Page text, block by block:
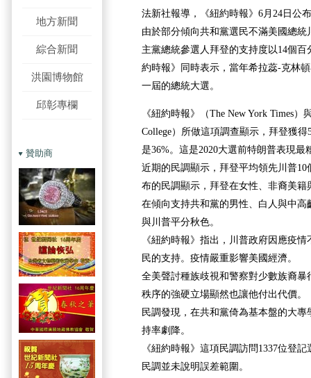
地方新聞
綜合新聞
洪園博物館
邱彰專欄
贊助商
法新社報導，
《紐約時報》6月24日公
由於部分傾向共和黨選民不滿美國總
主黨總統參選人拜登的支持度以14個
約時報》同時表示，當年希拉蕊-克林
一屆的總統大選。
《紐約時報》（The New York Times）
College）所做這項調查顯示，拜登獲
是36%。這是2020大選前特朗普表現最
近期的民調顯示，拜登平均領先川普
布的民調顯示，拜登在女性、非裔美
在傾向支持共和黨的男性、白人與中
與川普平分秋色。
《紐約時報》指出，川普政府因應疫
民的支持。疫情嚴重影響美國經濟。
全美聲討種族歧視和警察對少數族裔
秩序的強硬立場顯然也讓他付出代價。
民調發現，在共和黨倚為基本盤的大
持率劇降。
《紐約時報》這項民調訪問1337位登
民調並未說明誤差範圍。